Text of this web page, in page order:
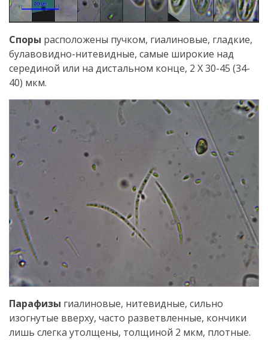
Споры расположены пучком, гиалиновые, гладкие,
булавовидно-нитевидные, самые широкие над
серединой или на дистальном конце, 2 X 30-45 (34-
40) мкм.
Парафизы гиалиновые, нитевидные, сильно
изогнутые вверху, часто разветвленные, кончики
лишь слегка утолщены, толщиной 2 мкм, плотные.